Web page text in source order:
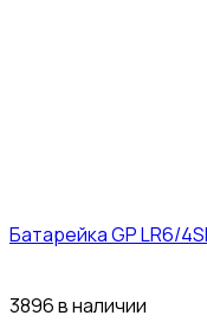
Батарейка GP LR6/
3896 в наличии